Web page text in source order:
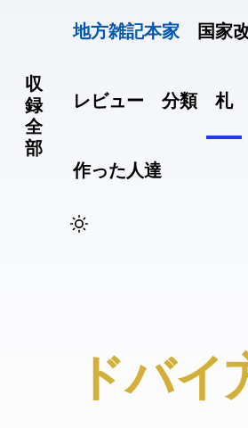
収
録
全
部
地方雑記(本家) 国家
レビュー 分類 札
作った人達
#ドバ